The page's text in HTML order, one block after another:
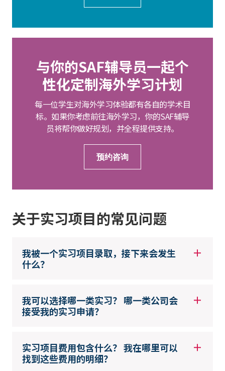
与你的SAF辅导员一起个
性化定制海外学习计划
每一位学生对海外学习体验都有各自的学术目
标。如果你考虑前往海外学习，你的SAF辅导
员将帮你做好规划，并全程提供支持。
预约咨询
关于实习项目的常见问题
我被一个实习项目录取，接下来会发生
什么？
我可以选择哪一类实习？ 哪一类公司会
接受我的实习申请？
实习项目费用包含什么？ 我在哪里可以
找到这些费用的明细？